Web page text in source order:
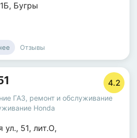
1Б, Бугры
Отзывы
4.2
ГАЗ, ремонт и обслуживание
Honda
ул., 51, лит.О,